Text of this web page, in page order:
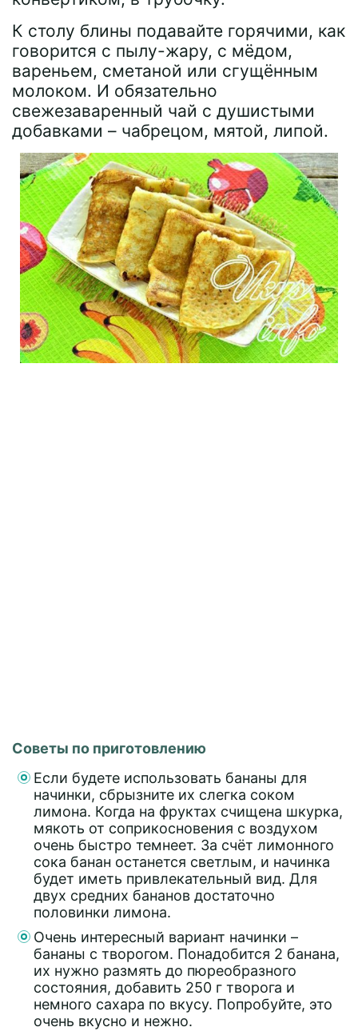
К столу блины подавайте горячими, как
говорится с пылу-жару, с мёдом,
вареньем, сметаной или сгущённым
молоком. И обязательно
свежезаваренный чай с душистыми
добавками – чабрецом, мятой, липой.
Советы по приготовлению
Если будете использовать бананы для
начинки, сбрызните их слегка соком
лимона. Когда на фруктах счищена шкурка,
мякоть от соприкосновения с воздухом
очень быстро темнеет. За счёт лимонного
сока банан останется светлым, и начинка
будет иметь привлекательный вид. Для
двух средних бананов достаточно
половинки лимона.
Очень интересный вариант начинки –
бананы с творогом. Понадобится 2 банана,
их нужно размять до пюреобразного
состояния, добавить 250 г творога и
немного сахара по вкусу. Попробуйте, это
очень вкусно и нежно.